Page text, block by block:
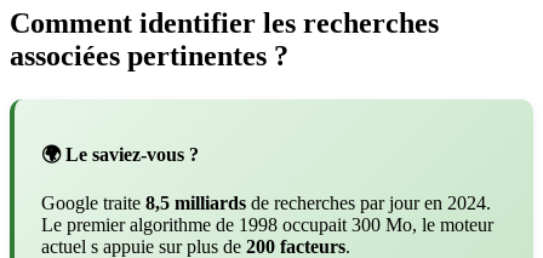
Comment identifier les recherches
associées pertinentes ?
🌍 Le saviez-vous ?
Google traite 8,5 milliards de recherches par jour en 2024.
Le premier algorithme de 1998 occupait 300 Mo, le moteur
actuel s appuie sur plus de 200 facteurs.